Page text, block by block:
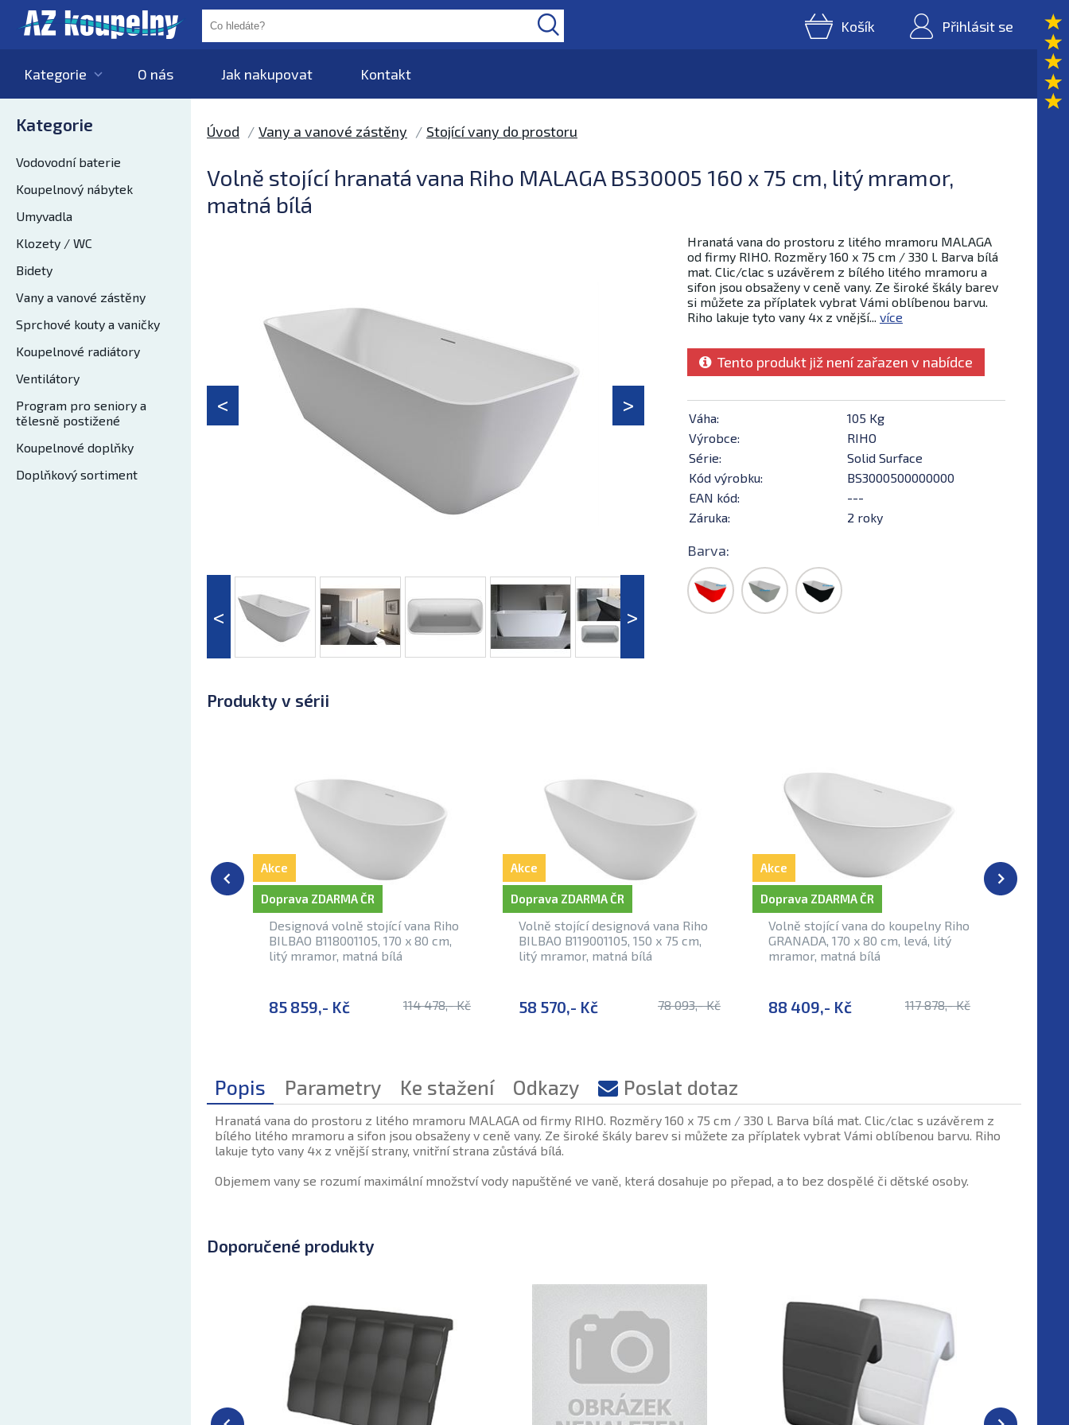
Košík Přihlásit se
Kategorie O nás Jak nakupovat Kontakt
Kategorie
Vodovodní baterie
Koupelnový nábytek
Umyvadla
Klozety / WC
Bidety
Vany a vanové zástěny
Sprchové kouty a vaničky
Koupelnové radiátory
Ventilátory
Program pro seniory a
tělesně postižené
Koupelnové doplňky
Doplňkový sortiment
Úvod Vany a vanové zástěny Stojící vany do prostoru
Volně stojící hranatá vana Riho MALAGA BS30005 160 x 75 cm, litý mramor,
matná bílá
Hranatá vana do prostoru z litého mramoru MALAGA
od firmy RIHO. Rozměry 160 x 75 cm / 330 l. Barva bílá
mat. Clic/clac s uzávěrem z bílého litého mramoru a
sifon jsou obsaženy v ceně vany. Ze široké škály barev
si můžete za příplatek vybrat Vámi oblíbenou barvu.
Riho lakuje tyto vany 4x z vnější... více
Tento produkt již není zařazen v nabídce
Váha:
105 Kg
Výrobce:
RIHO
Série:
Solid Surface
Kód výrobku:
BS3000500000000
EAN kód:
---
Záruka:
2 roky
Barva:
Produkty v sérii
Designová volně stojící vana Riho
BILBAO B118001105, 170 x 80 cm,
litý mramor, matná bílá
85 859,- Kč 114 478,- Kč
Akce
Doprava ZDARMA ČR
Volně stojící designová vana Riho
BILBAO B119001105, 150 x 75 cm,
litý mramor, matná bílá
58 570,- Kč 78 093,- Kč
Akce
Doprava ZDARMA ČR
Volně stojící vana do koupelny Riho
GRANADA, 170 x 80 cm, levá, litý
mramor, matná bílá
88 409,- Kč 117 878,- Kč
Akce
Doprava ZDARMA ČR
Akce
Popis Parametry Ke stažení Odkazy Poslat dotaz
Hranatá vana do prostoru z litého mramoru MALAGA od firmy RIHO. Rozměry 160 x 75 cm / 330 l. Barva bílá mat. Clic/clac s uzávěrem z
bílého litého mramoru a sifon jsou obsaženy v ceně vany. Ze široké škály barev si můžete za příplatek vybrat Vámi oblíbenou barvu. Riho
lakuje tyto vany 4x z vnější strany, vnitřní strana zůstává bílá.
Objemem vany se rozumí maximální množství vody napuštěné ve vaně, která dosahuje po přepad, a to bez dospělé či dětské osoby.
Doporučené produkty